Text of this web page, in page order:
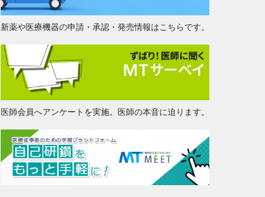
新薬や医療機器の申請・承認・発売情報はこちらです。
医師会員へアンケートを実施。医師の本音に迫ります。